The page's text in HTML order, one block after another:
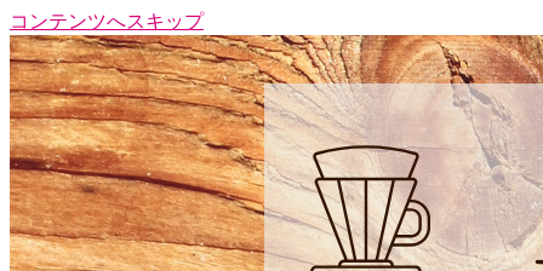
コンテンツへスキップ